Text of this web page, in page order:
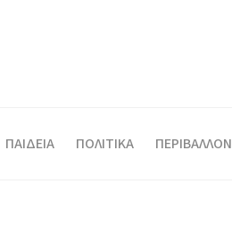
ΠΑΙΔΕΙΑ ΠΟΛΙΤΙΚΑ ΠΕΡΙΒΑΛΛΟΝ